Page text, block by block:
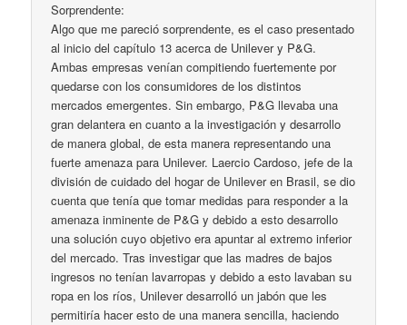
Sorprendente:
Algo que me pareció sorprendente, es el caso presentado
al inicio del capítulo 13 acerca de Unilever y P&G.
Ambas empresas venían compitiendo fuertemente por
quedarse con los consumidores de los distintos
mercados emergentes. Sin embargo, P&G llevaba una
gran delantera en cuanto a la investigación y desarrollo
de manera global, de esta manera representando una
fuerte amenaza para Unilever. Laercio Cardoso, jefe de la
división de cuidado del hogar de Unilever en Brasil, se dio
cuenta que tenía que tomar medidas para responder a la
amenaza inminente de P&G y debido a esto desarrollo
una solución cuyo objetivo era apuntar al extremo inferior
del mercado. Tras investigar que las madres de bajos
ingresos no tenían lavarropas y debido a esto lavaban su
ropa en los ríos, Unilever desarrolló un jabón que les
permitiría hacer esto de una manera sencilla, haciendo